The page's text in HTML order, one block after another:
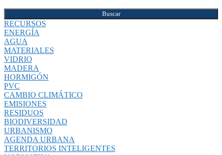
Buscar
RECURSOS
ENERGÍA
AGUA
MATERIALES
VIDRIO
MADERA
HORMIGÓN
PVC
CAMBIO CLIMÁTICO
EMISIONES
RESIDUOS
BIODIVERSIDAD
URBANISMO
AGENDA URBANA
TERRITORIOS INTELIGENTES